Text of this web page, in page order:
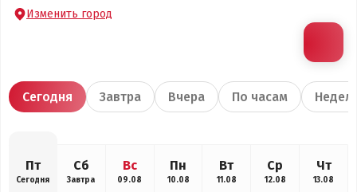
Изменить город
Сегодня Завтра Вчера По часам
Пт
Сегодня
Сб
Завтра
Вс
09.08
Пн
10.08
Вт
11.08
Ср
12.08
Чт
13.08